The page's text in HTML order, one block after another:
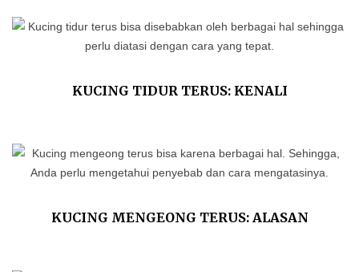
KUCING TIDUR TERUS: KENALI
KUCING MENGEONG TERUS: ALASAN